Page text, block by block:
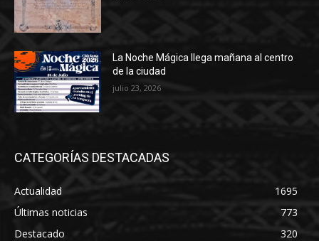
La Noche Mágica llega mañana al centro
de la ciudad
julio 23, 2026
CATEGORÍAS DESTACADAS
Actualidad
1695
Últimas noticias
773
Destacado
320